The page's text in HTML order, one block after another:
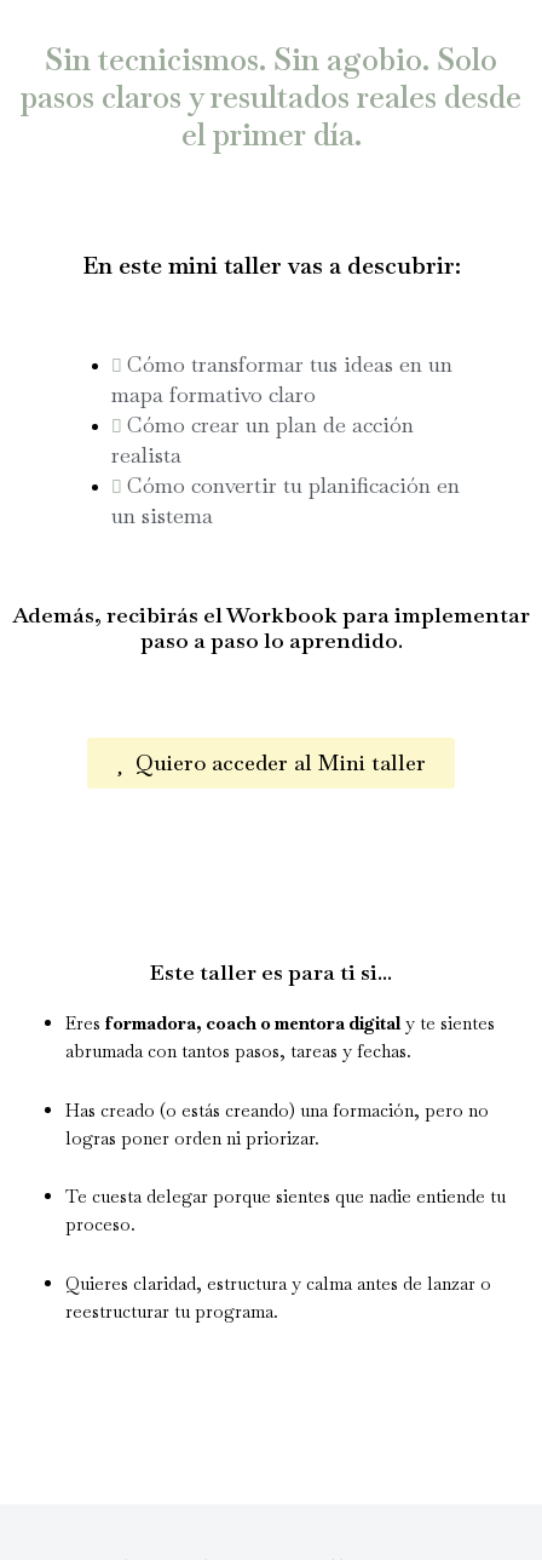
Sin tecnicismos. Sin agobio. Solo
pasos claros y resultados reales desde
el primer día.
En este mini taller vas a descubrir:
Cómo transformar tus ideas en un
mapa formativo claro
Cómo crear un plan de acción
realista
Cómo convertir tu planificación en
un sistema
Además, recibirás el Workbook para implementar
paso a paso lo aprendido.
Quiero acceder al Mini taller
Este taller es para ti si...
Eres formadora, coach o mentora digitaly te sientes
abrumada con tantos pasos, tareas y fechas.
Has creado (o estás creando) una formación, pero no
logras poner orden ni priorizar.
Te cuesta delegar porque sientes que nadie entiende tu
proceso.
Quieres claridad, estructura y calma antes de lanzar o
reestructurar tu programa.